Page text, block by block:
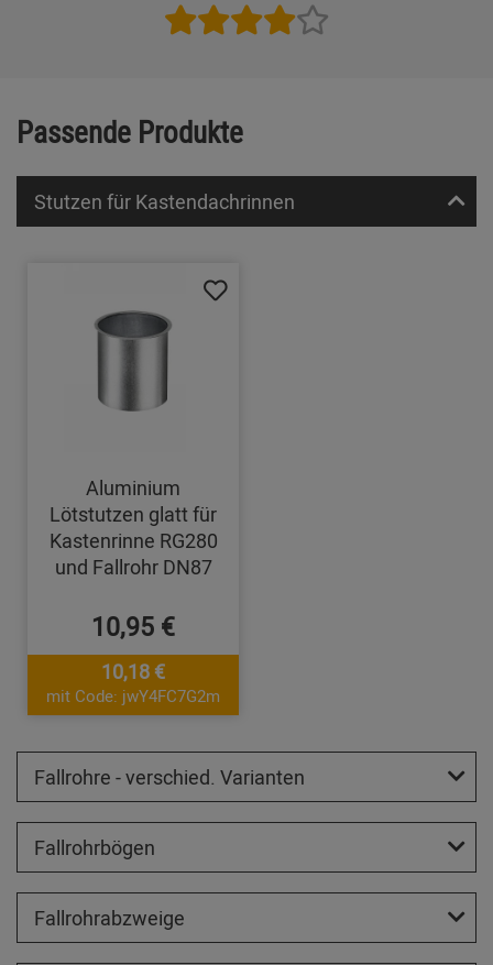
Passende Produkte
Stutzen für Kastendachrinnen
Aluminium
Lötstutzen glatt für
Kastenrinne RG280
und Fallrohr DN87
10,95 €
10,18 €
mit Code: jwY4FC7G2m
Fallrohre - verschied. Varianten
Fallrohrbögen
Fallrohrabzweige